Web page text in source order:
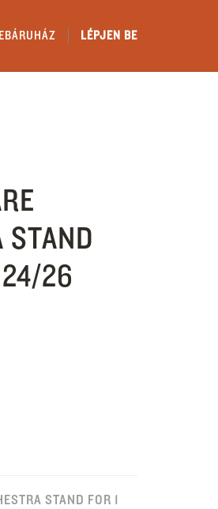
LÉPJEN BE
STAND
24/26
STAND FOR 1